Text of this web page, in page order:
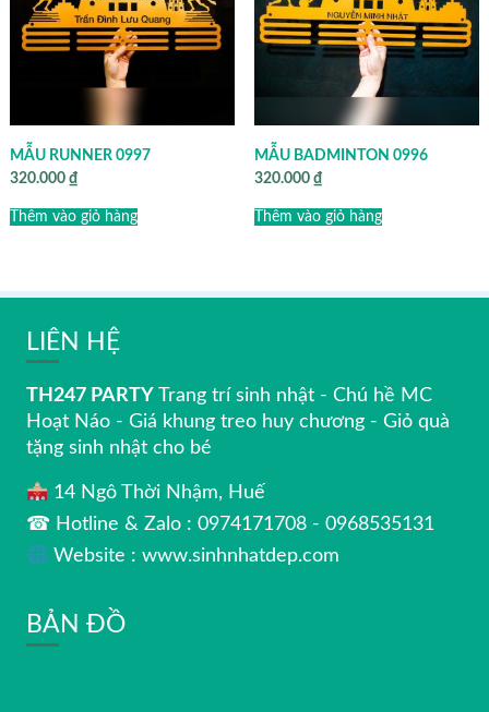
MẪU RUNNER 0997
320.000 ₫
Thêm vào giỏ hàng
MẪU BADMINTON 0996
320.000 ₫
Thêm vào giỏ hàng
LIÊN HỆ
TH247 PARTY Trang trí sinh nhật - Chú hề MC
Hoạt Náo - Giá khung treo huy chương - Giỏ quà
tặng sinh nhật cho bé
14 Ngô Thời Nhậm, Huế
☎ Hotline & Zalo : 0974171708 - 0968535131
Website : www.sinhnhatdep.com
BẢN ĐỒ